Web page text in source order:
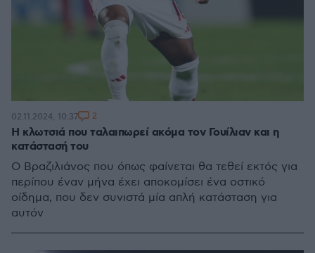
Η κλωτσιά που ταλαιπωρεί ακόμα τον Γουίλιαν και η
κατάστασή του
Ο Βραζιλιάνος που όπως φαίνεται θα τεθεί εκτός για
περίπου έναν μήνα έχει αποκομίσει ένα οστικό
οίδημα, που δεν συνιστά μία απλή κατάσταση για
αυτόν
02.11.2024, 10:37 2